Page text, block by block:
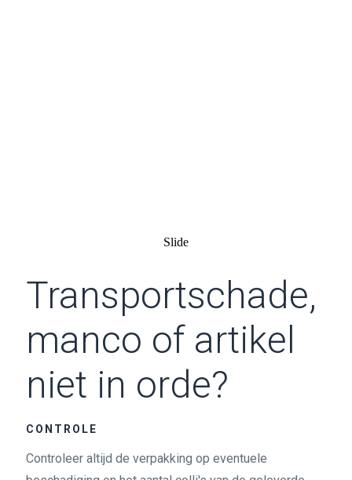
Slide
Transportschade,
manco of artikel
niet in orde?
CONTROLE
Controleer altijd de verpakking op eventuele